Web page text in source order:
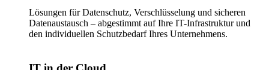
Lösungen für Datenschutz, Verschlüsselung und sicheren
Datenaustausch – abgestimmt auf Ihre IT-Infrastruktur und
den individuellen Schutzbedarf Ihres Unternehmens.